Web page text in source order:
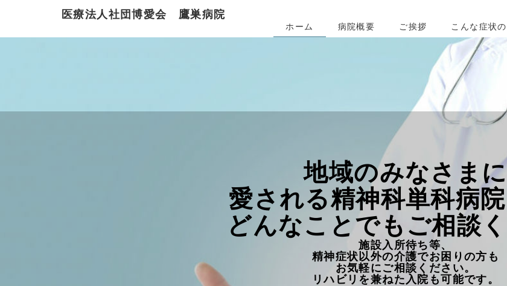
医療法人社団博愛会 鷹巣病院
ホーム 病院概要 ご挨拶 こんな症状
地域のみなさまに
愛される精神科単科病
どんなことでもご相談
施設入所待ち等、
精神症状以外の介護でお困りの方も
お気軽にご相談ください。
リハビリを兼ねた入院も可能です。